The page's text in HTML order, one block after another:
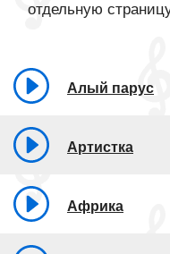
отдельную
Алый парус
Артистка
Африка